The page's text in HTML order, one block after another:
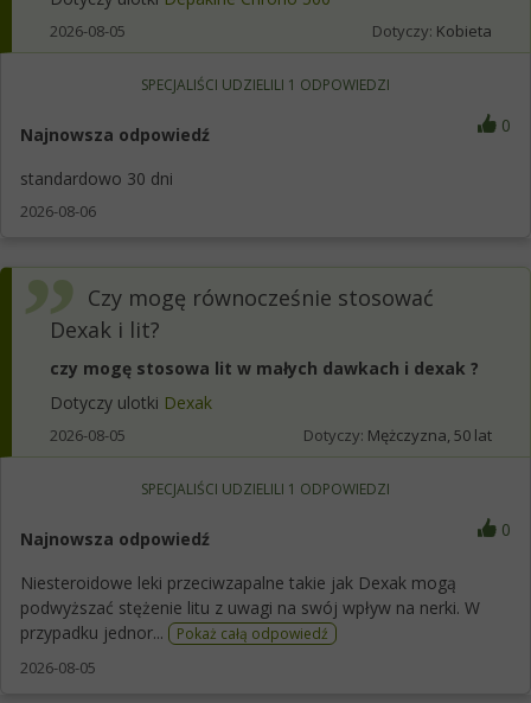
2026-08-05 Dotyczy: Kobieta
SPECJALIŚCI UDZIELILI 1 ODPOWIEDZI
Najnowsza odpowiedź 0
standardowo 30 dni
2026-08-06
Czy mogę równocześnie stosować
Dexak i lit?
czy mogę stosowa lit w małych dawkach i dexak ?
Dotyczy ulotki Dexak
2026-08-05 Dotyczy: Mężczyzna, 50 lat
SPECJALIŚCI UDZIELILI 1 ODPOWIEDZI
Najnowsza odpowiedź 0
Niesteroidowe leki przeciwzapalne takie jak Dexak mogą
podwyższać stężenie litu z uwagi na swój wpływ na nerki. W
przypadku jednor...
Pokaż całą odpowiedź
2026-08-05